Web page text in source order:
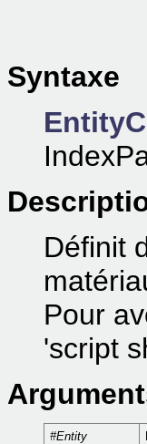
Syntaxe
Définit
Pour
'script
#Entity